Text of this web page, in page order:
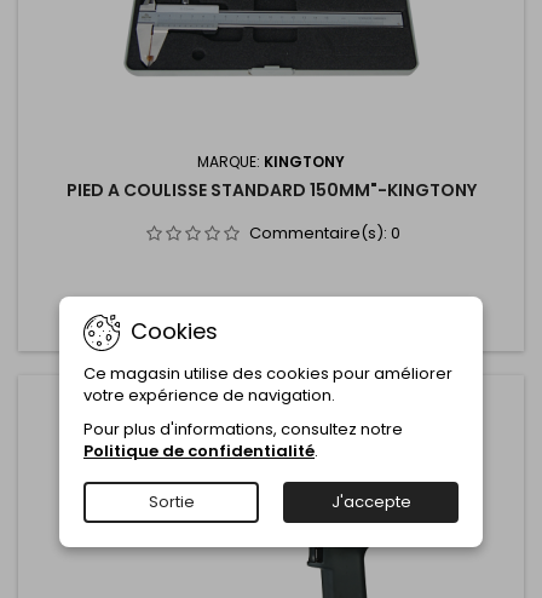
MARQUE: KINGTONY
PIED A COULISSE STANDARD 150MM"-KINGTONY
Commentaire(s): 0
Cookies
Ce magasin utilise des cookies pour améliorer
votre expérience de navigation.
Pour plus d'informations, consultez notre
Politique de confidentialité.
Sortie J'accepte